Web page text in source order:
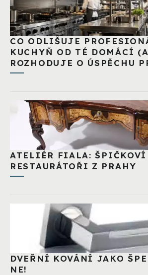
CO ODLIŠUJE
KUCHYŇ OD TÉ DOMÁCÍ
ROZHODUJE O ÚSPĚCHU
ATELIÉR FIALA: ŠPIČKOVÍ
RESTAURÁTOŘI Z PRAHY
DVEŘNÍ KOVÁNÍ JAKO
NE!